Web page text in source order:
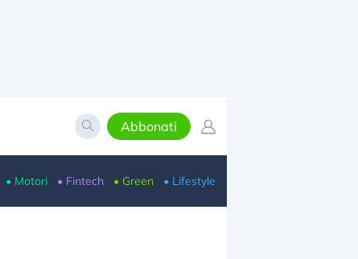
Abbonati
• Motori • Fintech • Green • Lifestyle